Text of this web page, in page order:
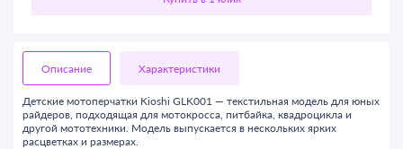
Описание Характеристики
Детские мотоперчатки Kioshi GLK001 — текстильная модель для юных
райдеров, подходящая для мотокросса, питбайка, квадроцикла и
другой мототехники. Модель выпускается в нескольких ярких
расцветках и размерах.